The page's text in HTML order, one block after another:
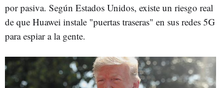
por pasiva. Según Estados Unidos, existe un riesgo real
de que Huawei instale "puertas traseras" en sus redes 5G
para espiar a la gente.